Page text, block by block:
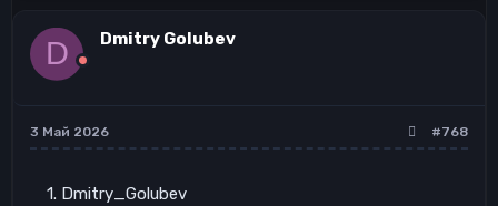
ц
и
и
:
D Dmitry Golubev
3 Май 2026 #768
1. Dmitry_Golubev